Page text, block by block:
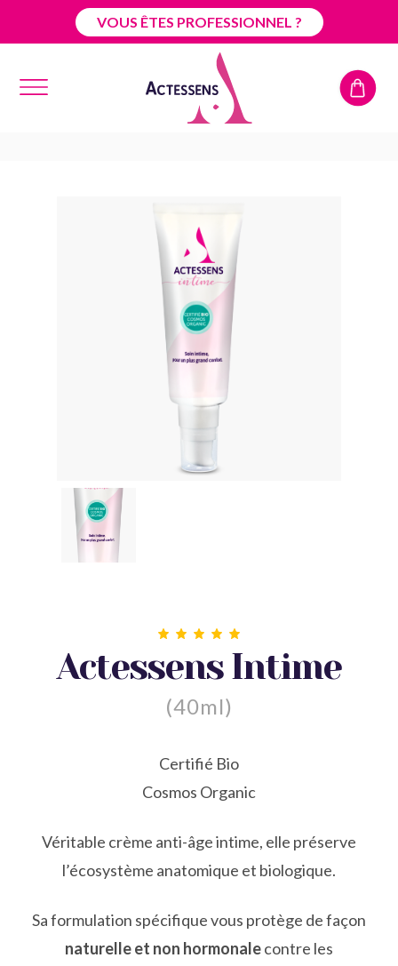
VOUS ÊTES PROFESSIONNEL ?
Actessens Intime
(40ml)
Certifié Bio
Cosmos Organic
Véritable crème anti-âge intime, elle préserve
l’écosystème anatomique et biologique.
Sa formulation spécifique vous protège de façon
naturelle et non hormonalecontre les